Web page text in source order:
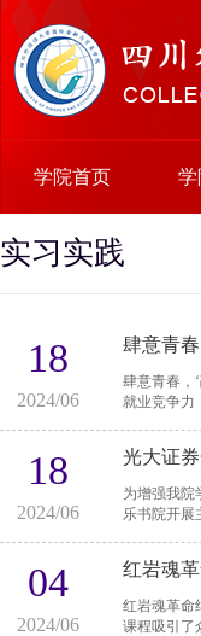
学院首页 学
实习实践
18
2024/06
肆意青
肆意青春，‘融’创未来 ——金贸学院金融学生至申万宏源证券
就业竞争力
18
2024/06
光大证
为增强我院
乐书院开展
04
2024/06
红岩魂
红岩魂革命纪念馆的职业生涯规划课
课程吸引了